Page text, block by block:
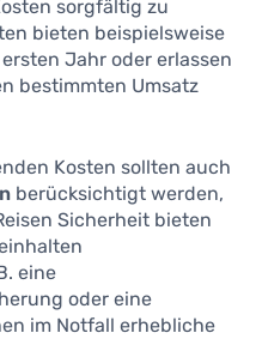
sorgfältig zu
bieten beispielsweise
Jahr oder erlassen
bestimmten Umsatz
Kosten sollten auch
berücksichtigt werden,
Sicherheit bieten
eine
oder eine
im Notfall erhebliche